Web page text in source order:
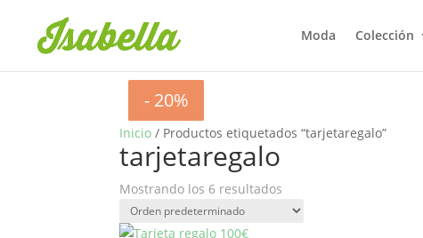
Moda Colección
Inicio / Productos etiquetados “tarjetaregalo”
tarjetaregalo
Mostrando los 6 resultados
- 20%
- 20%
- 20%
- 20%
- 20%
- 20%